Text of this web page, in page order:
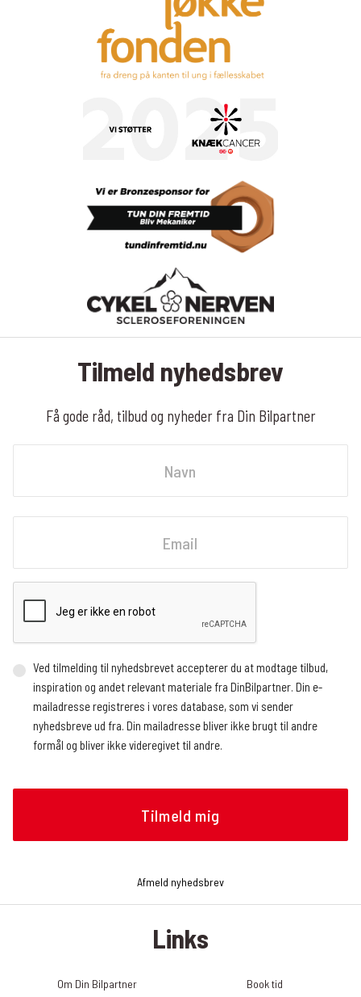
Tilmeld nyhedsbrev
Få gode råd, tilbud og nyheder fra Din Bilpartner
Ved tilmelding til nyhedsbrevet accepterer du at modtage tilbud,
inspiration og andet relevant materiale fra DinBilpartner. Din e-
mailadresse registreres i vores database, som vi sender
nyhedsbreve ud fra. Din mailadresse bliver ikke brugt til andre
formål og bliver ikke videregivet til andre.
og tidspunkt), og hvilke links der klikkes på, om det gøres fra en
mobilenhed eller en browser, og operativsystem. Vi modtager
analysere, hvilke artikler nyhedslæserne klikker sig videre til.
præsenteres i nyhedsbrevet. Du kan til enhver tid trække dit
klikke på linket ”Afmeld nyhedsbrev” nederst i det seneste
Afmeld nyhedsbrev
Links
Om Din Bilpartner
Book tid